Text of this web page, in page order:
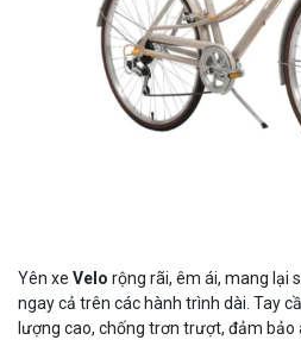
Yên xe Velo rộng rãi, êm ái, mang lại
ngay cả trên các hành trình dài. Tay
lượng cao, chống trơn trượt, đảm bảo